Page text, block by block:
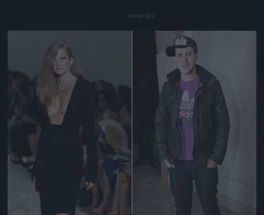
Jön még kép!